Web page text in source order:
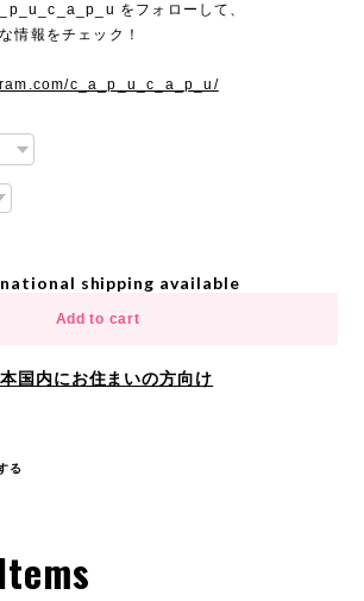
をフォローして、
情報をチェック！
c_a_p_u_c_a_p_u/
shipping available
Add to cart
国内にお住まいの方向け
る